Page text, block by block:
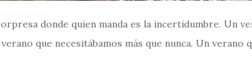
donde quien manda es la incertidumbre. Un
que necesitábamos más que nunca. Un verano